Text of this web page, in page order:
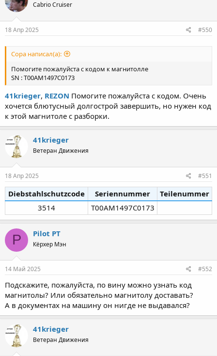
Cabrio Cruiser
18 Апр 2025 #550
Copa написал(а):
Помогите пожалуйста с кодом к магнитолле
SN : T00AM1497C0173
41krieger, REZON Помогите пожалуйста с кодом. Очень
хочется блютусный долгострой завершить, но нужен код
к этой магнитоле с разборки.
41krieger
Ветеран Движения
18 Апр 2025 #551
Diebstahlschutzcode Seriennummer
Teilenummer
3514​
T00AM1497C0173​
P Pilot PT
Кёрхер Мэн
14 Май 2025 #552
Подскажите, пожалуйста, по вину можно узнать код
магнитолы? Или обязательно магнитолу доставать?
А в документах на машину он нигде не выдавался?
41krieger
Ветеран Движения